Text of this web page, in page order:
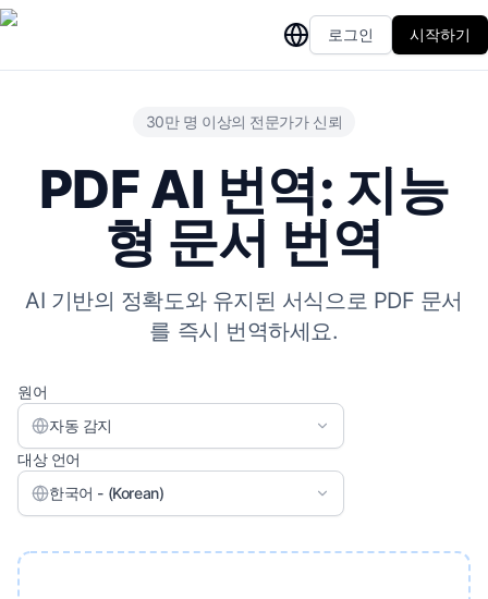
로그인 시작하기
30만 명 이상의 전문가가 신뢰
PDF AI 번역: 지능
형 문서 번역
AI 기반의 정확도와 유지된 서식으로 PDF 문서
를 즉시 번역하세요.
원어
자동 감지
대상 언어
한국어 - (Korean)